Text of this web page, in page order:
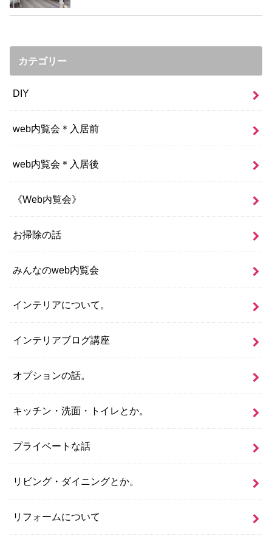
カテゴリー
DIY
web内覧会＊入居前
web内覧会＊入居後
《Web内覧会》
お掃除の話
みんなのweb内覧会
インテリアについて。
インテリアブログ講座
オプションの話。
キッチン・洗面・トイレとか。
プライベートな話
リビング・ダイニングとか。
リフォームについて